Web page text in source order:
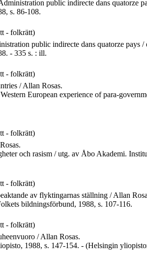
public indirecte dans quatorze
s. 86-108.
- folkrätt)
public indirecte dans quatorze
- 335 s. : ill.
- folkrätt)
/ Allan Rosas.
European experience of para-
- folkrätt)
och rasism / utg. av Åbo Akademi.
- folkrätt)
av flyktingarnas ställning / Allan
bildningsförbund, 1988, s. 107-116.
- folkrätt)
/ Allan Rosas.
1988, s. 147-154. - (Helsingin